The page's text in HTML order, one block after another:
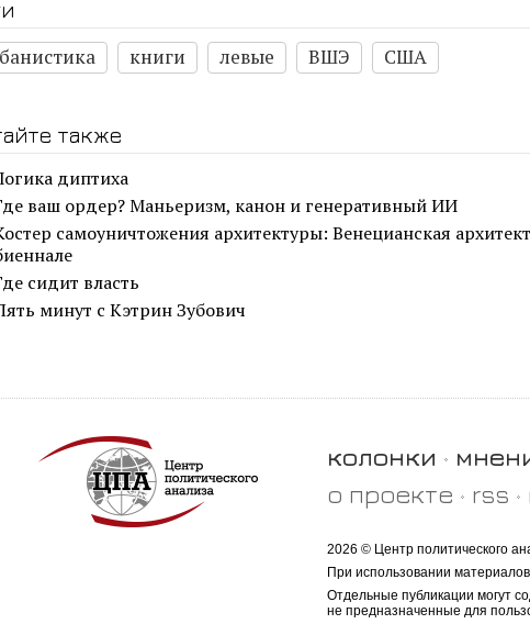
книги левые ВШЭ США
также
диптиха
ваш ордер? Маньеризм, канон и генеративный ИИ
самоуничтожения архитектуры: Венецианская
сидит власть
минут с Кэтрин Зубович
колонки
о проекте
rss
2026 © Центр политического
При использовании
Отдельные публикации могут
не предназначенные для